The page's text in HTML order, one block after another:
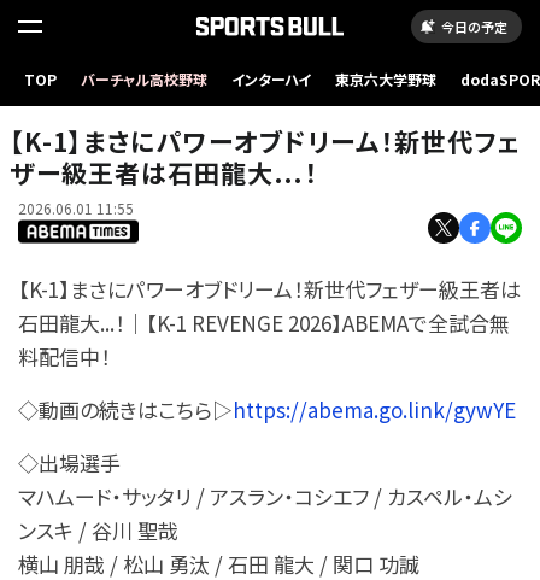
今日の予定
TOP バーチャル高校野球 インターハイ 東京六大学野球
【K-1】まさにパワーオブドリーム！新世代フェ
ザー級王者は石田龍大...！
2026.06.01 11:55
【K-1】まさにパワーオブドリーム！新世代フェザー級王者は
石田龍大...！｜【K-1 REVENGE 2026】ABEMAで全試合無
料配信中！
◇動画の続きはこちら▷https://abema.go.link/gywYE
◇出場選手
マハムード・サッタリ / アスラン・コシエフ / カスペル・ムシ
ンスキ / 谷川 聖哉
横山 朋哉 / 松山 勇汰 / 石田 龍大 / 関口 功誠